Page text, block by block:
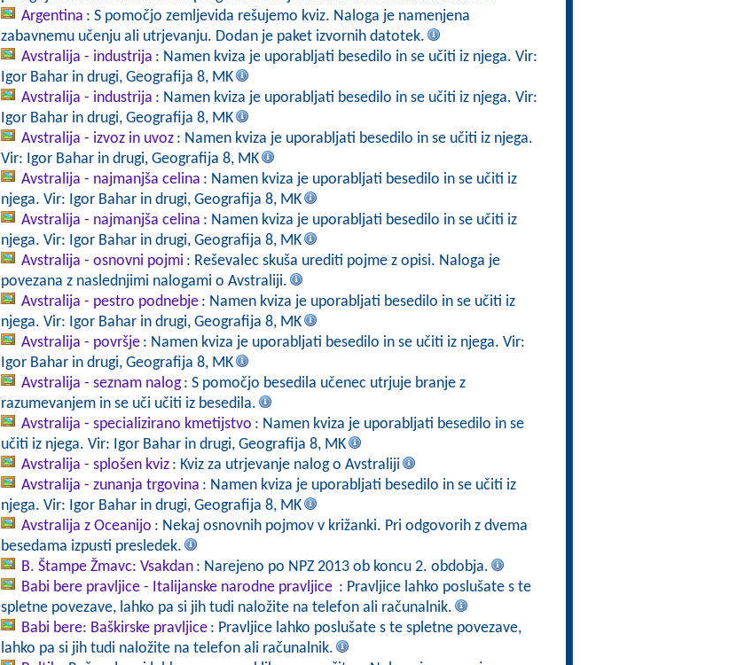
Argentina : S pomočjo zemljevida rešujemo kviz. Naloga je namenjena
zabavnemu učenju ali utrjevanju. Dodan je paket izvornih datotek.
Avstralija - industrija : Namen kviza je uporabljati besedilo in se učiti iz njega. Vir:
Igor Bahar in drugi, Geografija 8, MK
Avstralija - industrija : Namen kviza je uporabljati besedilo in se učiti iz njega. Vir:
Igor Bahar in drugi, Geografija 8, MK
Avstralija - izvoz in uvoz : Namen kviza je uporabljati besedilo in se učiti iz njega.
Vir: Igor Bahar in drugi, Geografija 8, MK
Avstralija - najmanjša celina : Namen kviza je uporabljati besedilo in se učiti iz
njega. Vir: Igor Bahar in drugi, Geografija 8, MK
Avstralija - najmanjša celina : Namen kviza je uporabljati besedilo in se učiti iz
njega. Vir: Igor Bahar in drugi, Geografija 8, MK
Avstralija - osnovni pojmi : Reševalec skuša urediti pojme z opisi. Naloga je
povezana z naslednjimi nalogami o Avstraliji.
Avstralija - pestro podnebje : Namen kviza je uporabljati besedilo in se učiti iz
njega. Vir: Igor Bahar in drugi, Geografija 8, MK
Avstralija - površje : Namen kviza je uporabljati besedilo in se učiti iz njega. Vir:
Igor Bahar in drugi, Geografija 8, MK
Avstralija - seznam nalog : S pomočjo besedila učenec utrjuje branje z
razumevanjem in se uči učiti iz besedila.
Avstralija - specializirano kmetijstvo : Namen kviza je uporabljati besedilo in se
učiti iz njega. Vir: Igor Bahar in drugi, Geografija 8, MK
Avstralija - splošen kviz : Kviz za utrjevanje nalog o Avstraliji
Avstralija - zunanja trgovina : Namen kviza je uporabljati besedilo in se učiti iz
njega. Vir: Igor Bahar in drugi, Geografija 8, MK
Avstralija z Oceanijo : Nekaj osnovnih pojmov v križanki. Pri odgovorih z dvema
besedama izpusti presledek.
B. Štampe Žmavc: Vsakdan : Narejeno po NPZ 2013 ob koncu 2. obdobja.
Babi bere pravljice - Italijanske narodne pravljice : Pravljice lahko poslušate s te
spletne povezave, lahko pa si jih tudi naložite na telefon ali računalnik.
Babi bere: Baškirske pravljice : Pravljice lahko poslušate s te spletne povezave,
lahko pa si jih tudi naložite na telefon ali računalnik.